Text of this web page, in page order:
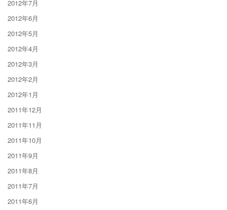
2012年7月
2012年6月
2012年5月
2012年4月
2012年3月
2012年2月
2012年1月
2011年12月
2011年11月
2011年10月
2011年9月
2011年8月
2011年7月
2011年6月